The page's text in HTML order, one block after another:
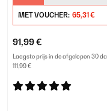
MET VOUCHER: 65,31 €
91,99 €
Laagste prijs in de afgelopen 30
111,99 €